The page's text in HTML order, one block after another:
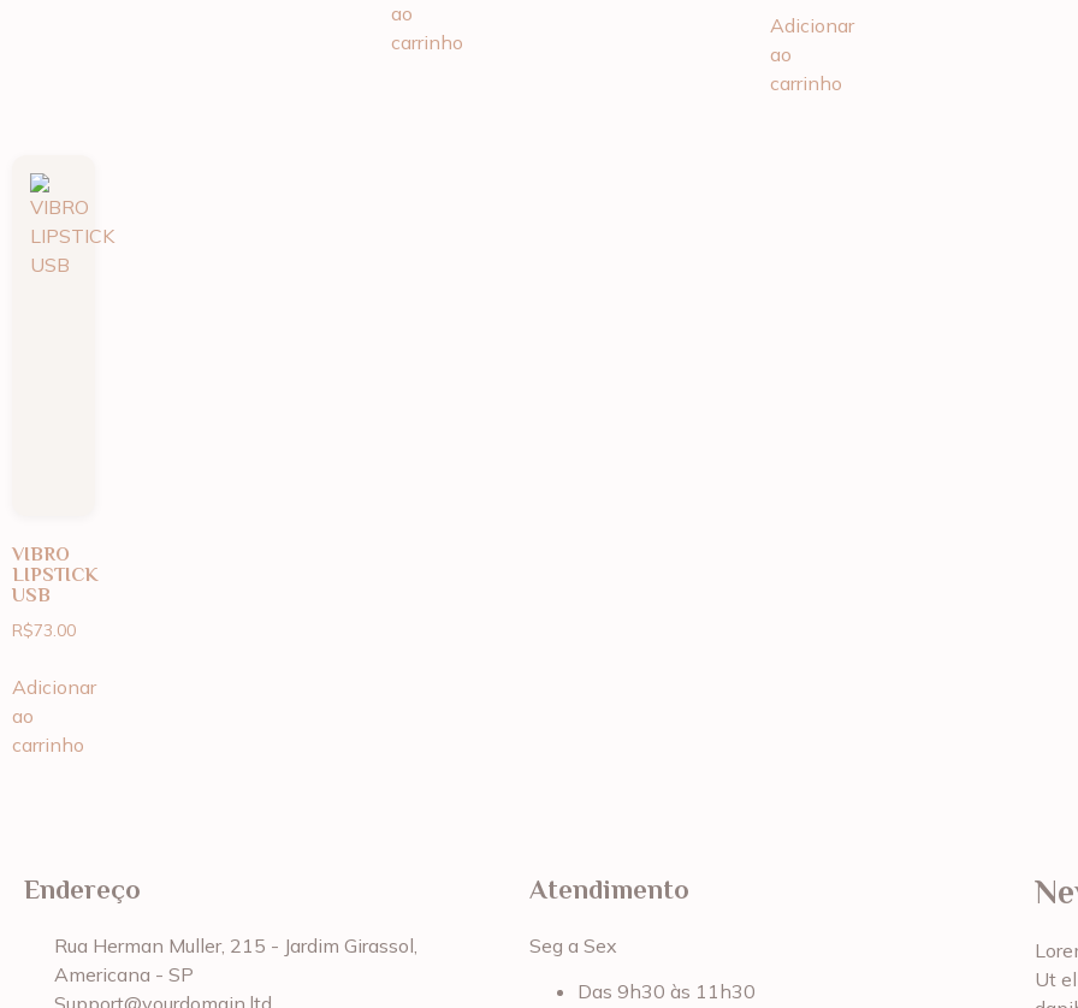
ao
carrinho
Adicionar
ao
carrinho
VIBRO
LIPSTICK
USB
R$73.00
Adicionar
ao
carrinho
Endereço
Rua Herman Muller, 215 - Jardim Girassol,
Americana - SP
Atendimento
Seg a Sex
Das 9h30 às 11h30
Ut